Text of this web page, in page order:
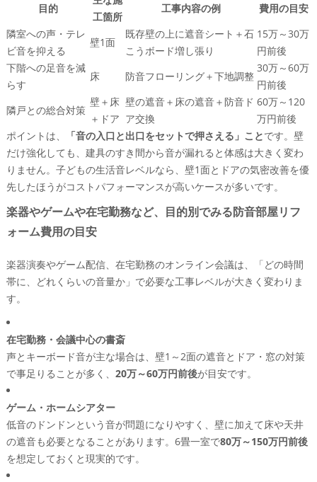
目的
工箇所
工事内容の例
費用の目安
隣室への声・テレ
ビ音を抑える
壁1面
既存壁の上に遮音シート＋石
こうボード増し張り
15万～30万
円前後
下階への足音を減
らす
床 防音フローリング＋下地調整
30万～60万
円前後
隣戸との総合対策
壁＋床
＋ドア
壁の遮音＋床の遮音＋防音ド
ア交換
60万～120
万円前後
ポイントは、
「音の入口と出口をセットで押さえる」ことです。壁
だけ強化しても、建具のすき間から音が漏れると体感は大きく変わ
りません。子どもの生活音レベルなら、壁1面とドアの気密改善を優
先したほうがコストパフォーマンスが高いケースが多いです。
楽器やゲームや在宅勤務など、目的別でみる防音部屋リフ
ォーム費用の目安
楽器演奏やゲーム配信、在宅勤務のオンライン会議は、「どの時間
帯に、どれくらいの音量か」で必要な工事レベルが大きく変わりま
す。
在宅勤務・会議中心の書斎
声とキーボード音が主な場合は、壁1～2面の遮音とドア・窓の対策
で事足りることが多く、 20万～60万円前後が目安です。
ゲーム・ホームシアター
低音のドンドンという音が問題になりやすく、壁に加えて床や天井
の遮音も必要となることがあります。6畳一室で80万～150万円前後
を想定しておくと現実的です。